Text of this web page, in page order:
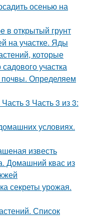
осенью на
в открытый грунт
на участке. Яды
которые
участка
почвы. Определяем
3 Часть 3 из 3:
условиях.
известь
Домашний квас из
секреты урожая.
Список